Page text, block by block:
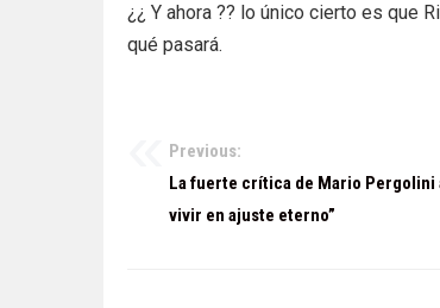
¿¿ Y ahora ?? lo único cierto es que
qué pasará.
Navegación
Previous:
La fuerte crítica de Mario Pergolini
vivir en ajuste eterno”